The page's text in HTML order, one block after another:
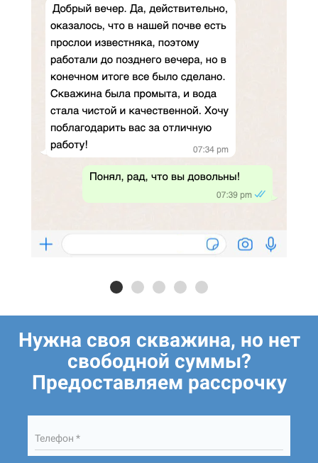
Нужна своя скважина, но нет
свободной суммы?
Предоставляем рассрочку
Телефон *